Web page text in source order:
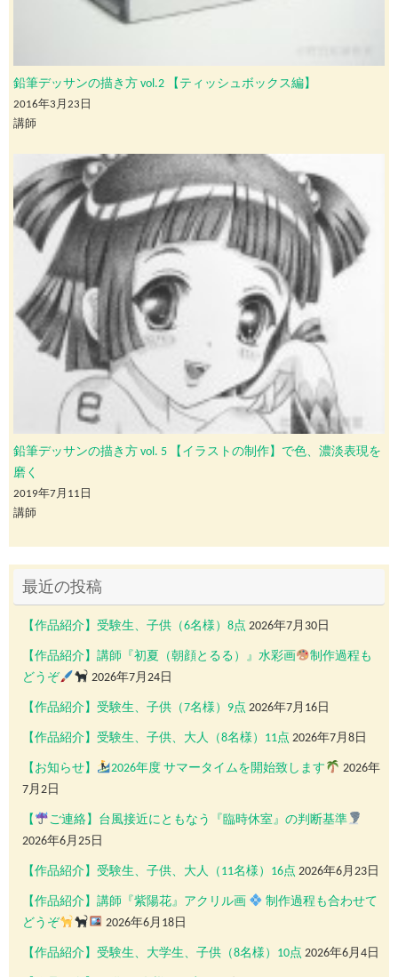
鉛筆デッサンの描き方 vol.2 【ティッシュボックス編】
2016年3月23日
講師
鉛筆デッサンの描き方 vol. 5 【イラストの制作】で色、濃淡表現を
磨く
2019年7月11日
講師
最近の投稿
【作品紹介】受験生、子供（6名様）8点 2026年7月30日
【作品紹介】講師『初夏（朝顔とるる）』水彩画
制作過程も
どうぞ
2026年7月24日
【作品紹介】受験生、子供（7名様）9点 2026年7月16日
【作品紹介】受験生、子供、大人（8名様）11点 2026年7月8日
【お知らせ】 2026年度 サマータイムを開始致します
2026年
7月2日
【
ご連絡】台風接近にともなう『臨時休室』の判断基準
2026年6月25日
【作品紹介】受験生、子供、大人（11名様）16点 2026年6月23日
【作品紹介】講師『紫陽花』アクリル画
制作過程も合わせて
どうぞ
2026年6月18日
【作品紹介】受験生、大学生、子供（8名様）10点 2026年6月4日